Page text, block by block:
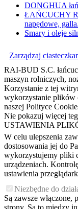
DONGHUA
ŁAŃCUCHY
napędowe,
Smary i oleje
Zarządzaj
RAI-BUD S.C.
maszyn rolniczych,
Korzystanie z tej
wykorzystanie plików
naszej Polityce
Nie pokazuj więcej
USTAWIENIA
W celu ulepszenia
dostosowania jej do
wykorzystujemy pliki
urządzeniach.
ustawienia
Niezbędne do
Są zawsze
strony. Są to między